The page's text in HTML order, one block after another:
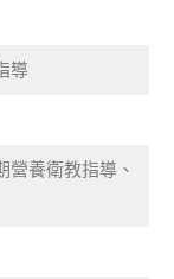
導
營養衛教指導、